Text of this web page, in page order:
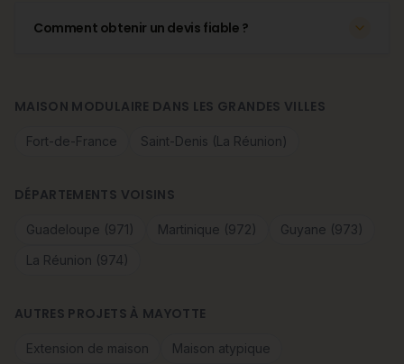
Comment obtenir un devis fiable ?
MAISON MODULAIRE DANS LES GRANDES VILLES
Fort-de-France Saint-Denis (La Réunion)
DÉPARTEMENTS VOISINS
Guadeloupe (971) Martinique (972)
Guyane (973)
La Réunion (974)
AUTRES PROJETS À MAYOTTE
Extension de maison
Maison atypique